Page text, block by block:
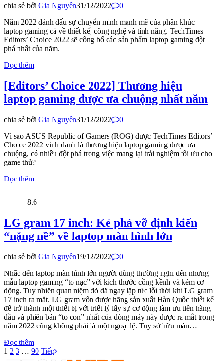
chia sẻ bởi Gia Nguyên31/12/2022
0
Năm 2022 đánh dấu sự chuyển mình mạnh mẽ của phân khúc
laptop gaming cả về thiết kế, công nghệ và tính năng. TechTimes
Editors’ Choice 2022 sẽ công bố các sản phẩm laptop gaming đột
phá nhất của năm.​
Đọc thêm
[Editors’ Choice 2022] Thương hiệu
laptop gaming được ưa chuộng nhất năm
chia sẻ bởi Gia Nguyên31/12/2022
0
Vì sao ASUS Republic of Gamers (ROG) được TechTimes Editors’
Choice 2022 vinh danh là thương hiệu laptop gaming được ưa
chuộng, có nhiều đột phá trong việc mang lại trải nghiệm tối ưu cho
game thủ?​
Đọc thêm
8.6
LG gram 17 inch: Kẻ phá vỡ định kiến
“nặng nề” về laptop màn hình lớn
chia sẻ bởi Gia Nguyên19/12/2022
0
Nhắc đến laptop màn hình lớn người dùng thường nghĩ đến những
mẫu laptop gaming “to nạc” với kích thước cồng kềnh và kém cơ
động. Tuy nhiên quan niệm đó đã ngay lập tức lỗi thời khi LG gram
17 inch ra mắt. LG gram vốn được hãng sản xuất Hàn Quốc thiết kế
để trở thành một thiết bị với triết lý lấy sự cơ động làm ưu tiên hàng
đầu và phiên bản “to con” nhất của dòng máy này được ra mắt trong
năm 2022 cũng không phải là một ngoại lệ. Tuy sở hữu màn…
Đọc thêm
1 2 3 … 90 Tiếp